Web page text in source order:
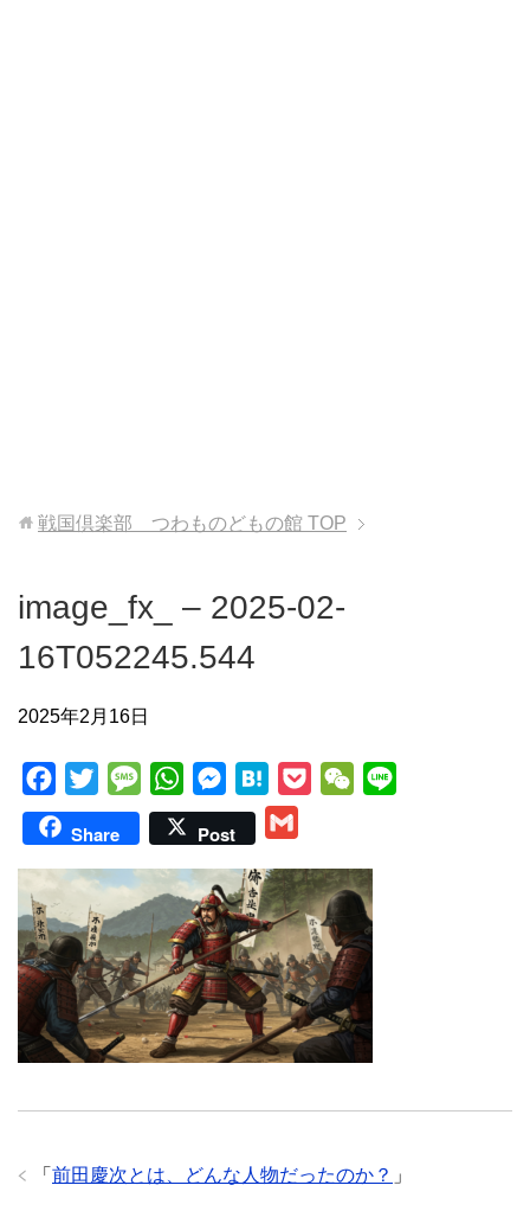
戦国倶楽部 つわものどもの館 TOP
image_fx_ – 2025-02-
16T052245.544
2025年2月16日
a
c
b
o
o
w
i
t
t
e
r
M
e
s
a
g
e
W
h
a
t
s
A
p
p
e
s
s
e
n
g
e
r
a
t
e
n
a
k
e
t
W
h
a
t
Share Post
a
i
l
「 前田慶次とは、どんな人物だったのか？ 」